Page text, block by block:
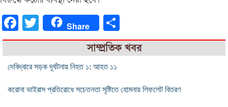
FacebookTwitter Share
সাম্প্রতিক খবর
দেবিদ্বারে সড়ক দূর্ঘটনায় নিহত ১: আহত ১১
করোনা ভাইরাস প্রতিরোধে সচেতনতা সৃষ্টিতে হোমনায় লিফলেট বিতরণ